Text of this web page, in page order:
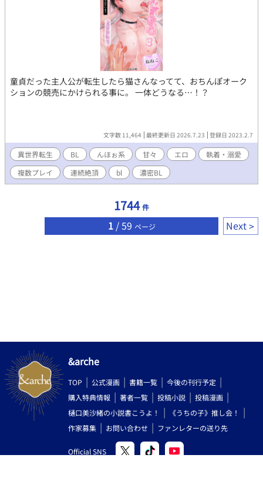
童貞だった主人公が転生したら猫さんなってて、おちんぽオーク
ションの競売にかけられる事に。 一体どうなる…！？
文字数 11,464 最終更新日 2026.7.23 登録日 2023.2.7
異世界転生 BL んほぉ系 甘々 エロ
執着・溺愛
複数プレイ
連続絶頂 bl 濃密BL
1744 件
1/ 59 ページ Next
&arche
TOP 公式漫画 書籍一覧
今後の刊行予定
購入特典情報
著者一覧 投稿小説
投稿漫画
樋口美沙緒の小説書こうよ！
《うちの子》推し会！
作家募集
お問い合わせ ファンレターの送り先
Official SNS